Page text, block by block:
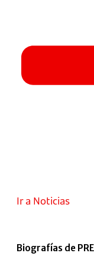
Ir a Noticias
Biografías de